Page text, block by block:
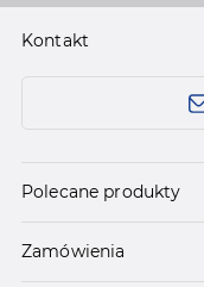
Kontakt
Polecane produkty
Zamówienia